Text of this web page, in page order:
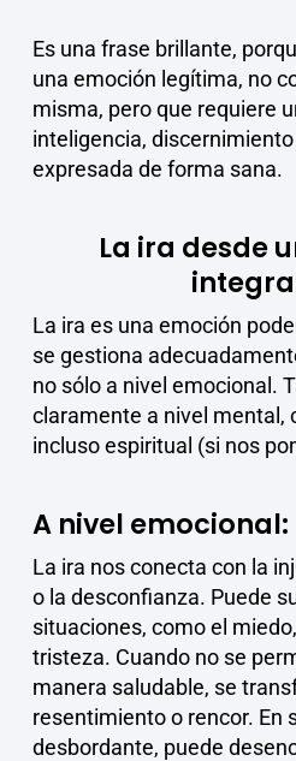
Es una frase brillante,
una emoción legítima, no
misma, pero que requiere
inteligencia,
expresada de forma sana.
La ira desde
La ira es una emoción
se gestiona
no sólo a nivel emocional.
claramente a nivel mental,
incluso espiritual (si nos
A nivel emocional:
La ira nos conecta con la
o la desconfianza. Puede
situaciones, como el
tristeza. Cuando no se
manera saludable, se
resentimiento o rencor. En
desbordante, puede